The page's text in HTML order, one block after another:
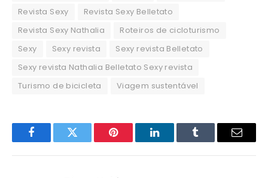
Revista Sexy
Revista Sexy Belletato
Revista Sexy Nathalia
Roteiros de cicloturismo
Sexy
Sexy revista
Sexy revista Belletato
Sexy revista Nathalia Belletato Sexy revista
Turismo de bicicleta
Viagem sustentável
FacebookTwitter Pinterest LinkedInTumblr Email